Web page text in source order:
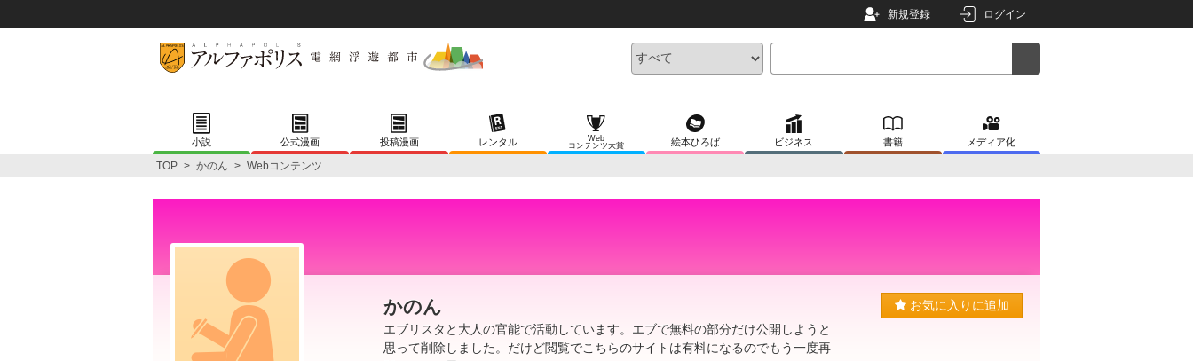
新規登録 ログイン
小説 公式漫画 投稿漫画 レンタル
Web
コンテンツ大賞
絵本ひろば ビジネス 書籍 メディア化
TOP > かのん > Webコンテンツ
かのん
エブリスタと大人の官能で活動しています。エブで無料の部分だけ公開しようと
思って削除しました。だけど閲覧でこちらのサイトは有料になるのでもう一度再
お気に入りに追加